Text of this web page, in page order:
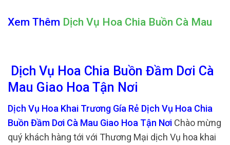
Xem Thêm Dịch Vụ Hoa Chia Buồn Cà Mau
Dịch Vụ Hoa Chia Buồn Đầm Dơi Cà
Mau Giao Hoa Tận Nơi
Dịch Vụ Hoa Khai Trương Gía Rẻ Dịch Vụ Hoa Chia
Buồn Đầm Dơi Cà Mau Giao Hoa Tận Nơi Chào mừng
quý khách hàng tới với Thương Mại dịch Vụ hoa khai